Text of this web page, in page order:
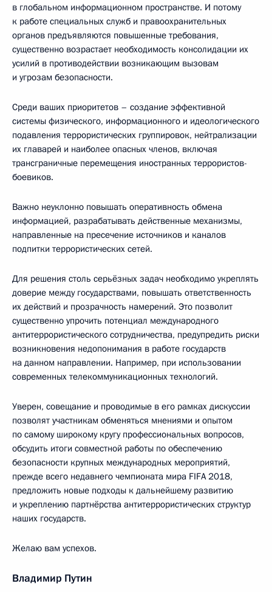
в глобальном информационном пространстве. И потому
к работе специальных служб и правоохранительных
органов предъявляются повышенные требования,
существенно возрастает необходимость консолидации их
усилий в противодействии возникающим вызовам
и угрозам безопасности.
Среди ваших приоритетов – создание эффективной
системы физического, информационного и идеологического
подавления террористических группировок, нейтрализации
их главарей и наиболее опасных членов, включая
трансграничные перемещения иностранных террористов-
боевиков.
Важно неуклонно повышать оперативность обмена
информацией, разрабатывать действенные механизмы,
направленные на пресечение источников и каналов
подпитки террористических сетей.
Для решения столь серьёзных задач необходимо укреплять
доверие между государствами, повышать ответственность
их действий и прозрачность намерений. Это позволит
существенно упрочить потенциал международного
антитеррористического сотрудничества, предупредить риски
возникновения недопонимания в работе государств
на данном направлении. Например, при использовании
современных телекоммуникационных технологий.
Уверен, совещание и проводимые в его рамках дискуссии
позволят участникам обменяться мнениями и опытом
по самому широкому кругу профессиональных вопросов,
обсудить итоги совместной работы по обеспечению
безопасности крупных международных мероприятий,
прежде всего недавнего чемпионата мира FIFA 2018,
предложить новые подходы к дальнейшему развитию
и укреплению партнёрства антитеррористических структур
наших государств.
Желаю вам успехов.
Владимир Путин